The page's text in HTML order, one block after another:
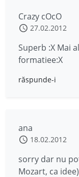
Crazy cOcO
27.02.2012
Superb :X Mai
formatiee:X
răspunde-i
ana
18.02.2012
sorry dar nu
Mozart, ca